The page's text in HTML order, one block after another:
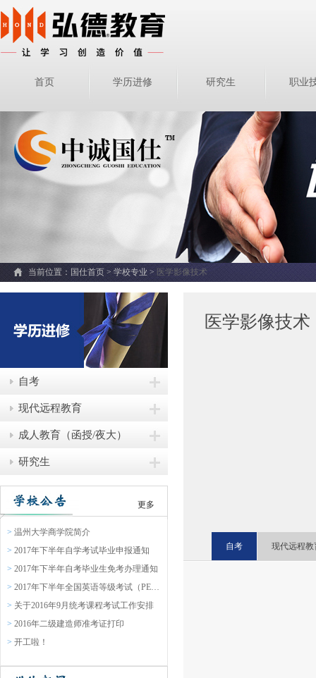
首页 学历进修 研究生 职业
当前位置： 国仕首页 > 学校专业 > 医学影像技术
自考
现代远程教育
成人教育（函授/夜大）
研究生
更多
> 温州大学商学院简介
> 2017年下半年自学考试毕业申报通知
> 2017年下半年自考毕业生免考办理通知
> 2017年下半年全国英语等级考试（PETS）报名通知
> 关于2016年9月统考课程考试工作安排
> 2016年二级建造师准考证打印
> 开工啦！
医学影像技术
自考 现代远程教